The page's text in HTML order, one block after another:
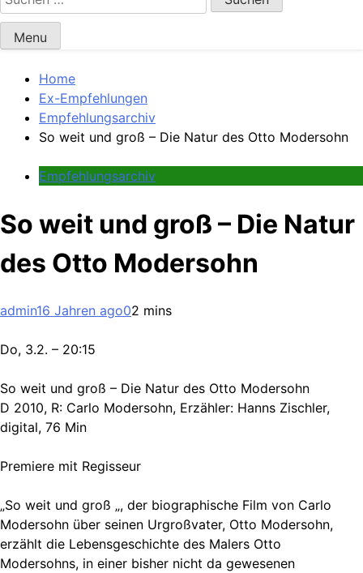
nach:
Menu
Home
Ex-Empfehlungen
Empfehlungsarchiv
So weit und groß – Die Natur des Otto Modersohn
Empfehlungsarchiv
So weit und groß – Die Natur
des Otto Modersohn
admin16 Jahren ago02 mins
Do, 3.2. – 20:15
So weit und groß – Die Natur des Otto Modersohn
D 2010, R: Carlo Modersohn, Erzähler: Hanns Zischler,
digital, 76 Min
Premiere mit Regisseur
„So weit und groß „, der biographische Film von Carlo
Modersohn über seinen Urgroßvater, Otto Modersohn,
erzählt die Lebensgeschichte des Malers Otto
Modersohns, in einer bisher nicht da gewesenen